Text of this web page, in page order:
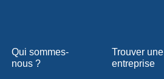
Qui sommes-
nous ?
Trouver une
entreprise